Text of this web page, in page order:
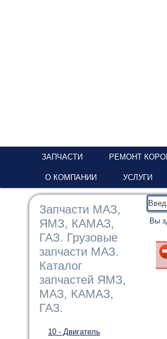
ЗАПЧАСТИ РЕМОНТ
О КОМПАНИИ УСЛУГИ
Запчасти МАЗ,
ЯМЗ, КАМАЗ,
ГАЗ. Грузовые
запчасти МАЗ.
Каталог
запчастей ЯМЗ,
МАЗ, КАМАЗ,
ГАЗ.
10 - Двигатель
Вы